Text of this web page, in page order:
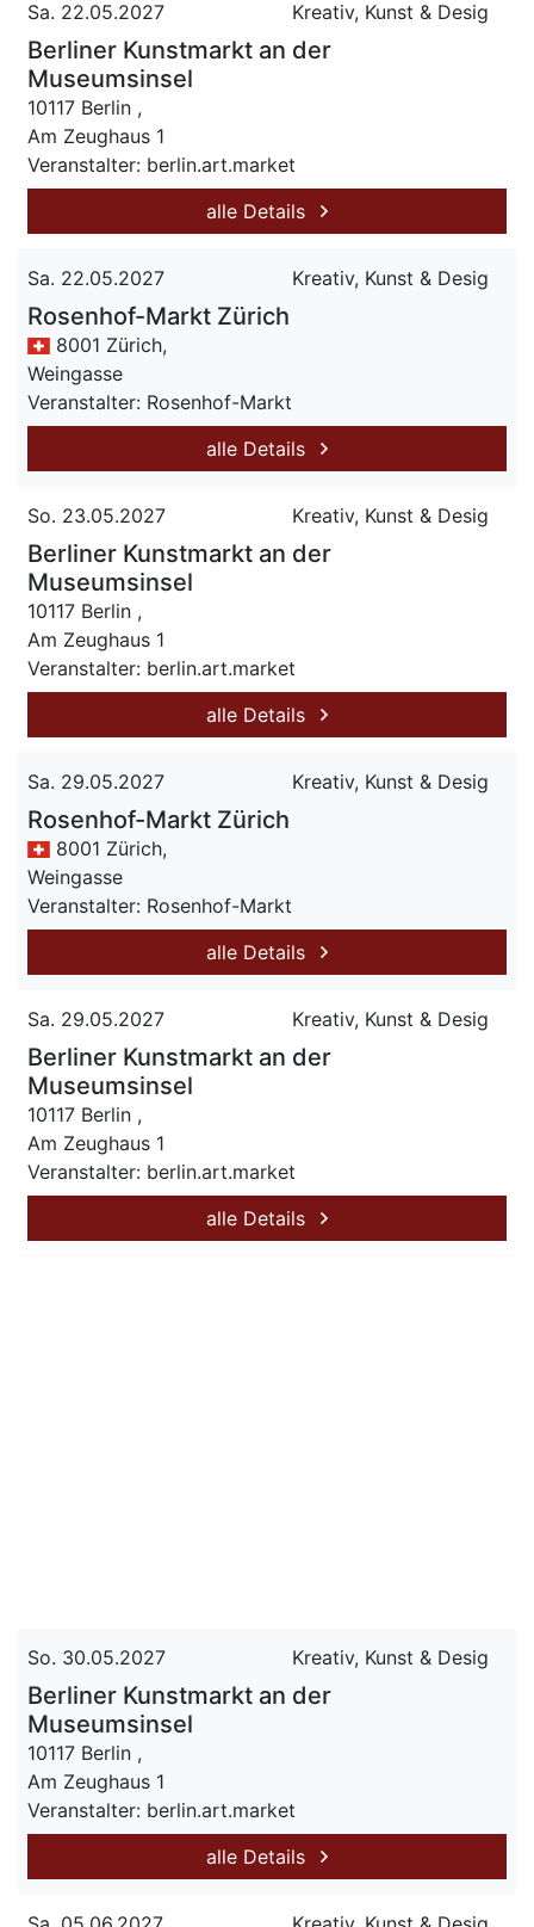
Sa. 22.05.2027 Kreativ, Kunst & Desig
Berliner Kunstmarkt an der
Museumsinsel
10117 Berlin ,
Am Zeughaus 1
Veranstalter: berlin.art.market
alle Details
Sa. 22.05.2027 Kreativ, Kunst & Desig
Rosenhof-Markt Zürich
8001 Zürich,
Weingasse
Veranstalter: Rosenhof-Markt
alle Details
So. 23.05.2027 Kreativ, Kunst & Desig
Berliner Kunstmarkt an der
Museumsinsel
10117 Berlin ,
Am Zeughaus 1
Veranstalter: berlin.art.market
alle Details
Sa. 29.05.2027 Kreativ, Kunst & Desig
Rosenhof-Markt Zürich
8001 Zürich,
Weingasse
Veranstalter: Rosenhof-Markt
alle Details
Sa. 29.05.2027 Kreativ, Kunst & Desig
Berliner Kunstmarkt an der
Museumsinsel
10117 Berlin ,
Am Zeughaus 1
Veranstalter: berlin.art.market
alle Details
So. 30.05.2027 Kreativ, Kunst & Desig
Berliner Kunstmarkt an der
Museumsinsel
10117 Berlin ,
Am Zeughaus 1
Veranstalter: berlin.art.market
alle Details